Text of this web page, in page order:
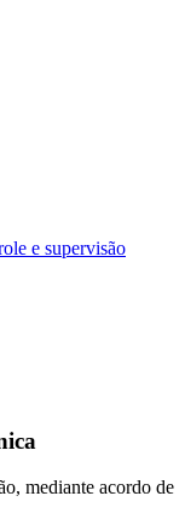
e supervisão
mediante acordo de